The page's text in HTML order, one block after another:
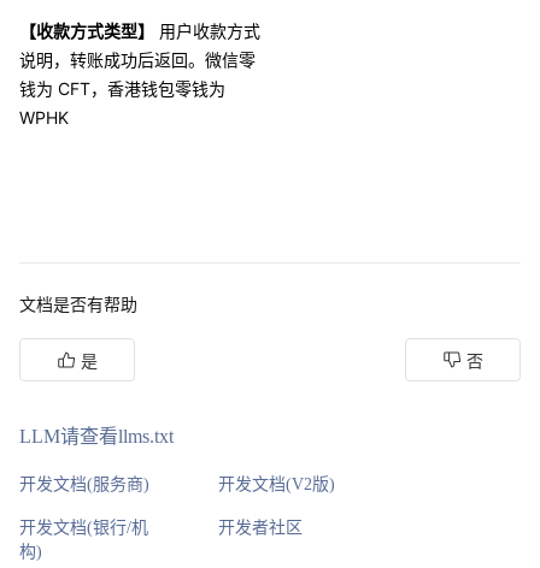
【收款方式类型】
用户收款方式
说明，转账成功后返回。微信零
钱为 CFT，香港钱包零钱为
WPHK
文档是否有帮助
是 否
LLM请查看llms.txt
开发文档(服务商) 开发文档(V2版)
开发文档(银行/机
构)
开发者社区